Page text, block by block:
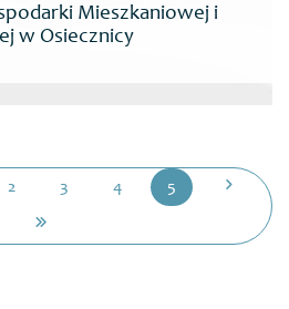
Mieszkaniowej i
w Osiecznicy
2 3 4 5